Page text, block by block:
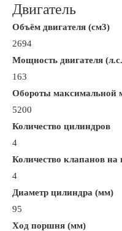
Двигатель
Объём двигателя (см3)
2694
Мощность двигателя
163
Обороты максимальной
5200
Количество цилиндров
4
Количество клапанов на
4
Диаметр цилиндра (мм)
95
Ход поршня (мм)